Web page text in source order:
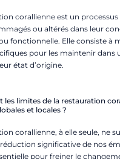
corallienne est un
ou altérés dans leur
fonctionnelle. Elle consiste à
pour les maintenir dans
état d’origine.
les limites de la restauration
et locales ?
corallienne, à elle seule, ne
significative de nos
pour freiner le